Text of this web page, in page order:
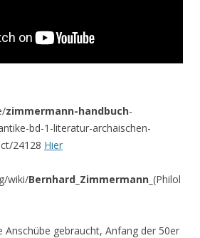
zimmermann-handbuch-
bd-1-literatur-archaischen-
24128 Hier
wiki/Bernhard_Zimmermann_ (Philol
Anschübe gebraucht, Anfang der 50er